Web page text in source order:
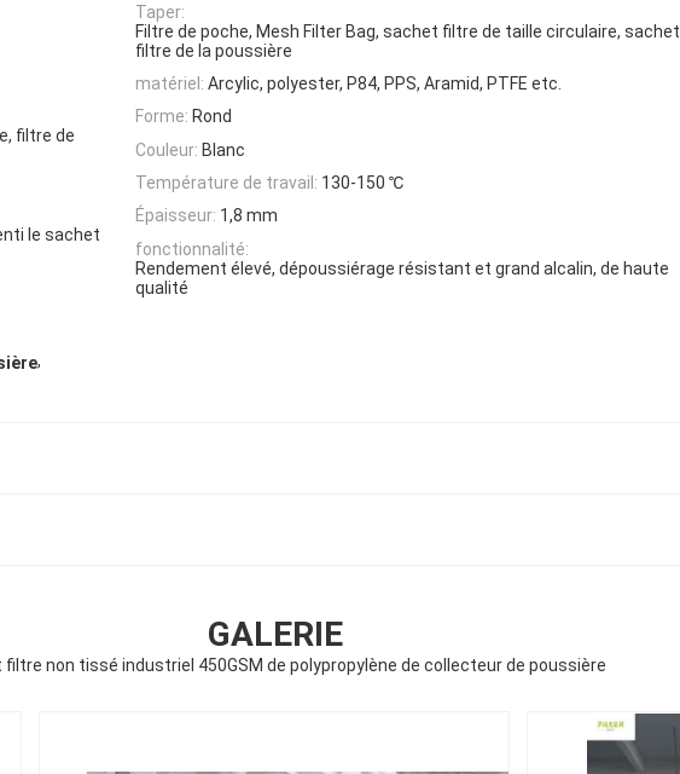
Taper:
Filtre de poche, Mesh Filter Bag, sachet filtre de taille circulaire, sachet
filtre de la poussière
matériel: Arcylic, polyester, P84, PPS, Aramid, PTFE etc.
filtre de
Forme: Rond
Couleur: Blanc
Température de travail: 130-150 ℃
le sachet
Épaisseur: 1,8 mm
fonctionnalité:
Rendement élevé, dépoussiérage résistant et grand alcalin, de haute
qualité
,
GALERIE
filtre non tissé industriel 450GSM de polypropylène de collecteur de poussière